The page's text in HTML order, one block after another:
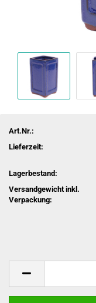
Art.Nr.:
Lieferzeit:
Lagerbestand:
Versandgewicht inkl.
Verpackung: